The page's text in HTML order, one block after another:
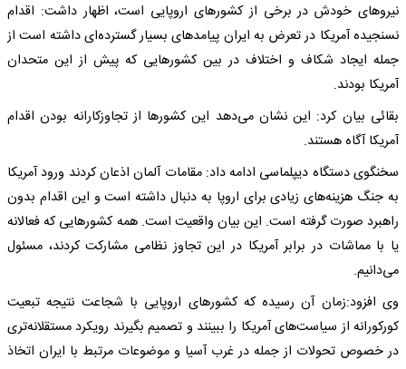
نیروهای خودش در برخی از کشورهای اروپایی است، اظهار داشت: اقدام
نسنجیده آمریکا در تعرض به ایران پیامدهای بسیار گسترده‌ای داشته است از
جمله ایجاد شکاف و اختلاف در بین کشورهایی که پیش از این متحدان
آمریکا بودند.
بقائی بیان کرد: این نشان می‌دهد این کشورها از تجاوزکارانه بودن اقدام
آمریکا آگاه هستند.
سخنگوی دستگاه دیپلماسی ادامه داد: مقامات آلمان اذعان کردند ورود آمریکا
به جنگ هزینه‌های زیادی برای اروپا به دنبال داشته است و این اقدام بدون
راهبرد صورت گرفته است. این بیان واقعیت است. همه کشورهایی که فعالانه
یا با مماشات در برابر آمریکا در این تجاوز نظامی مشارکت کردند، مسئول
می‌دانیم.
وی افزود:زمان آن رسیده که کشورهای اروپایی با شجاعت نتیجه تبعیت
کورکورانه از سیاست‌های آمریکا را ببینند و تصمیم بگیرند رویکرد مستقلانه‌تری
در خصوص تحولات از جمله در غرب آسیا و موضوعات مرتبط با ایران اتخاذ